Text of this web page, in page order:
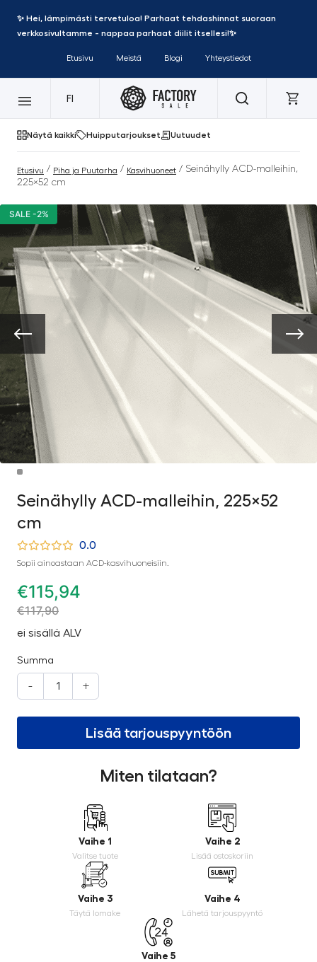
✨ Hei, lämpimästi tervetuloa! Parhaat tehdashinnat suoraan
verkkosivultamme - nappaa parhaat diilit itsellesi!✨
Etusivu Meistä Blogi Yhteystiedot
FI
Näytä kaikki Huipputarjoukset Uutuudet
Etusivu / Piha ja Puutarha / Kasvihuoneet / Seinähylly ACD-malleihin,
225×52 cm
SALE -2%
Seinähylly ACD-malleihin, 225×52
cm
0.0
Sopii ainoastaan ACD-kasvihuoneisiin.
€115,94
€117,90
ei sisällä ALV
Summa
- +
Lisää tarjouspyyntöön
Miten tilataan?
Vaihe 1
Valitse tuote
Vaihe 2
Lisää ostoskoriin
Vaihe 3
Täytä lomake
Vaihe 4
Lähetä tarjouspyyntö
Vaihe 5